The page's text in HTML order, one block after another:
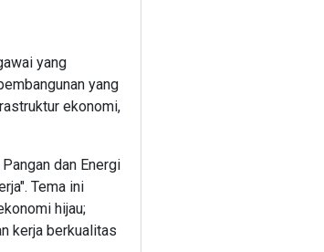
yang
yang
ekonomi,
dan Energi
Tema ini
hijau;
kerja berkualitas